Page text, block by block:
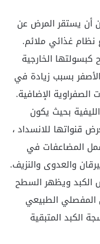
أن يستقر المرض عن
نظام غذائي ملائم.
الخارجية
بسبب زيادة في
الصفراوية الإضافية.
بحيث يكون
قنواتها للانسداد ،
المضاعفات في
والعدوى والنزيف.
الكبد ويظهر السطح
الطبيعي
الكبد المتبقية